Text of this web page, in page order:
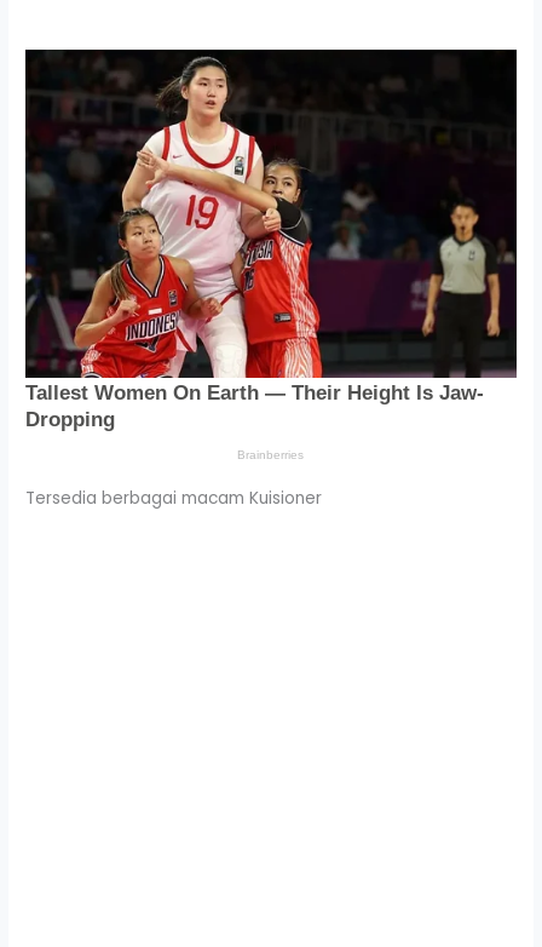
Tersedia berbagai macam Kuisioner